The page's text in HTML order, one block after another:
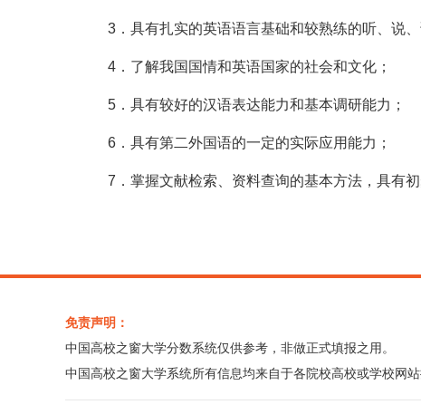
3．具有扎实的英语语言基础和较熟练的听、说、
4．了解我国国情和英语国家的社会和文化；
5．具有较好的汉语表达能力和基本调研能力；
6．具有第二外国语的一定的实际应用能力；
7．掌握文献检索、资料查询的基本方法，具有
免责声明：
中国高校之窗大学分数系统仅供参考，非做正式填报之用。
中国高校之窗大学系统所有信息均来自于各院校高校或学校网